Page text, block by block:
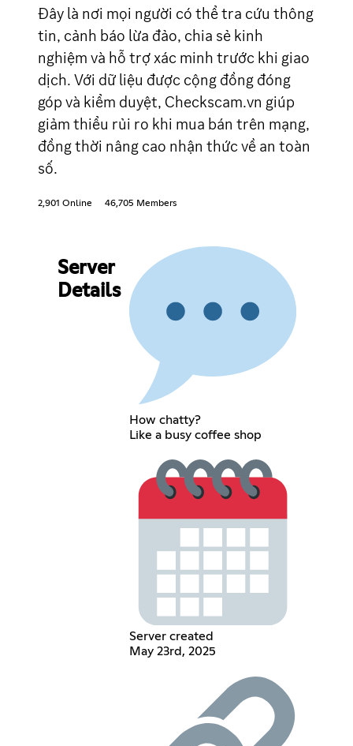
Đây là nơi mọi người có thể tra cứu thông
tin, cảnh báo lừa đảo, chia sẻ kinh
nghiệm và hỗ trợ xác minh trước khi giao
dịch. Với dữ liệu được cộng đồng đóng
góp và kiểm duyệt, Checkscam.vn giúp
giảm thiểu rủi ro khi mua bán trên mạng,
đồng thời nâng cao nhận thức về an toàn
số.
2,901 Online 46,705 Members
Server
Details
How chatty?
Like a busy coffee shop
Server created
May 23rd, 2025